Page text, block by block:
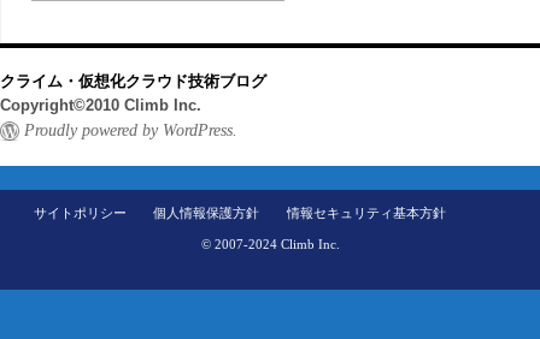
クライム・仮想化クラウド技術ブログ
Copyright©2010 Climb Inc.
Proudly powered by WordPress.
サイトポリシー 個人情報保護方針 情報セキュリティ基本方針
© 2007-2024 Climb Inc.